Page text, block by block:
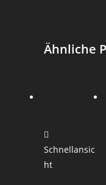
Ähnliche
Schnellansic
ht